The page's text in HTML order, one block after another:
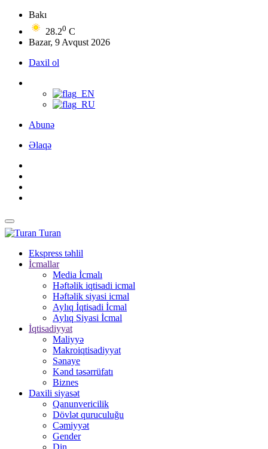
Bakı
28.20 C
Bazar, 9 Avqust 2026
Daxil ol
Abunə
Əlaqə
Turan
Ekspress təhlil
İcmallar
Media İcmalı
Həftəlik iqtisadi icmal
Həftəlik siyasi icmal
Aylıq İqtisadi İcmal
Aylıq Siyasi İcmal
İqtisadiyyat
Maliyyə
Makroiqtisadiyyat
Sənaye
Kənd təsərrüfatı
Biznes
Daxili siyasət
Qanunvericilik
Dövlət quruculuğu
Cəmiyyət
Gender
Din